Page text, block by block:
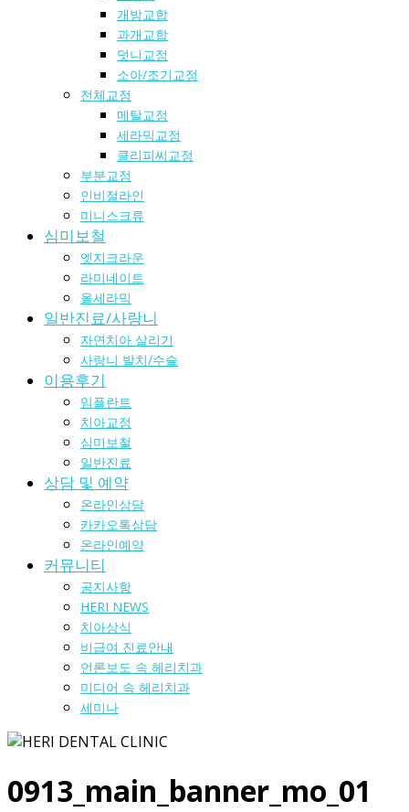
개방교합
과개교합
덧니교정
소아/조기교정
전체교정
메탈교정
세라믹교정
클리피씨교정
부분교정
인비절라인
미니스크류
심미보철
엣지크라운
라미네이트
올세라믹
일반진료/사랑니
자연치아 살리기
사랑니 발치/수술
이용후기
임플란트
치아교정
심미보철
일반진료
상담 및 예약
온라인상담
카카오톡상담
온라인예약
커뮤니티
공지사항
HERI NEWS
치아상식
비급여 진료안내
언론보도 속 헤리치과
미디어 속 헤리치과
세미나
0913_main_banner_mo_01